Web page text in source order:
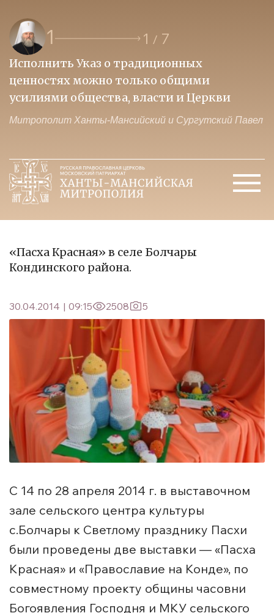
1 1 / 7
Исполнить Указ о традиционных
ценностях можно только общими
усилиями общества, власти и Церкви
Митрополит Ханты-Мансийский и Сургутский Павел
«Пасха Красная» в селе Болчары
Кондинского района.
30.04.2014 | 09:15 2508 5
С 14 по 28 апреля 2014 г. в выставочном
зале сельского центра культуры
с.Болчары к Светлому празднику Пасхи
были проведены две выставки — «Пасха
Красная» и «Православие на Конде», по
совместному проекту общины часовни
Богоявления Господня и МКУ сельского